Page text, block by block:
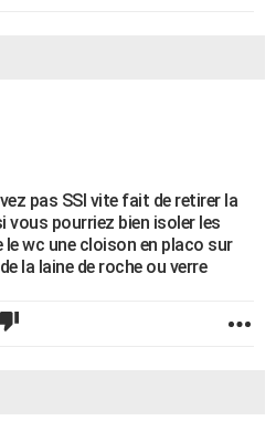
pas SSI vite fait de retirer la
vous pourriez bien isoler les
wc une cloison en placo sur
la laine de roche ou verre